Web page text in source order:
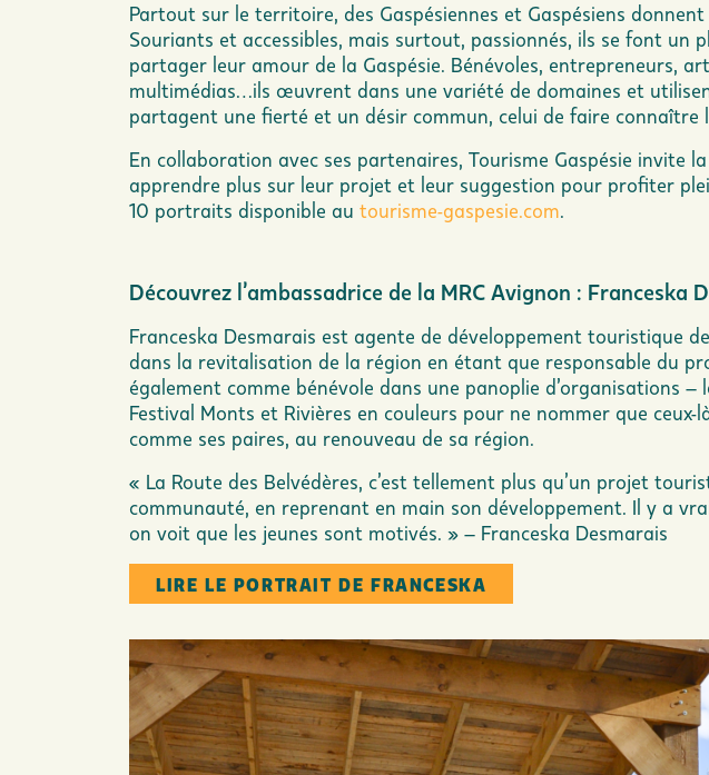
Partout sur le territoire, des Gaspésiennes et Gaspésiens
Souriants et accessibles, mais surtout, passionnés, ils se font un
partager leur amour de la Gaspésie. Bénévoles, entrepreneurs,
multimédias…ils œuvrent dans une variété de domaines et
partagent une fierté et un désir commun, celui de faire connaître
En collaboration avec ses partenaires, Tourisme Gaspésie invite
apprendre plus sur leur projet et leur suggestion pour profiter
10 portraits disponible au tourisme-gaspesie.com.
Découvrez l’ambassadrice de la MRC Avignon : Franceska
Franceska Desmarais est agente de développement touristique
dans la revitalisation de la région en étant que responsable du
également comme bénévole dans une panoplie d’organisations –
Festival Monts et Rivières en couleurs pour ne nommer que
comme ses paires, au renouveau de sa région.
« La Route des Belvédères, c’est tellement plus qu’un projet
communauté, en reprenant en main son développement. Il y a
on voit que les jeunes sont motivés. » – Franceska Desmarais
LIRE LE PORTRAIT DE FRANCESKA